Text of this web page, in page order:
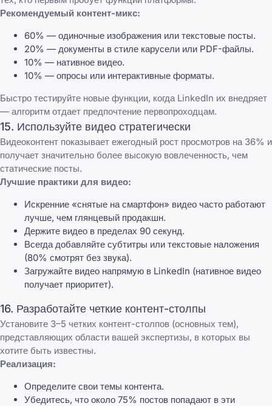
Рекомендуемый контент-микс:
60% — одиночные изображения или текстовые посты.
20% — документы в стиле карусели или PDF-файлы.
10% — нативное видео.
10% — опросы или интерактивные форматы.
Быстро тестируйте новые функции, когда LinkedIn их внедряет
— алгоритм отдает предпочтение первопроходцам.
15. Используйте видео стратегически
Видеоконтент показывает ежегодный рост просмотров на 36% и
получает значительно более высокую вовлеченность, чем
статические посты.
Лучшие практики для видео:
Искренние «снятые на смартфон» видео часто работают
лучше, чем глянцевый продакшн.
Держите видео в пределах 90 секунд.
Всегда добавляйте субтитры или текстовые наложения
(80% смотрят без звука).
Загружайте видео напрямую в LinkedIn (нативное видео
получает приоритет).
16. Разработайте четкие контент-столпы
Установите 3–5 четких контент-столпов (основных тем),
представляющих области вашей экспертизы, в которых вы
хотите быть известны.
Реализация:
Определите свои темы контента.
Убедитесь, что около 75% постов попадают в эти